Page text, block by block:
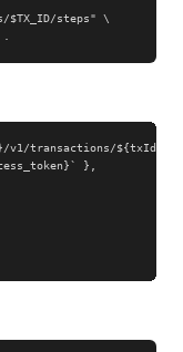
$TX_ID/steps" \
v1/transactions/${txId}/
},